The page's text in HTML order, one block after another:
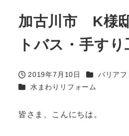
加古川市 K様
トバス・手すり
投稿日
2019年7月10日 カテゴリー
バリアフ
カテゴリー
水まわりリフォーム
皆さま、こんにちは。